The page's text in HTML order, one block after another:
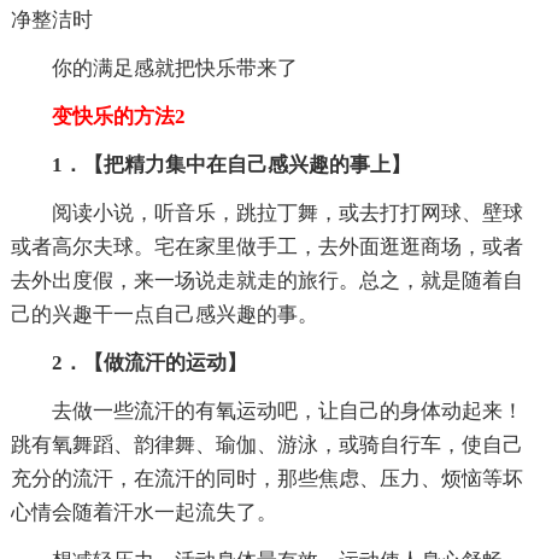
净整洁时
你的满足感就把快乐带来了
变快乐的方法2
1．【把精力集中在自己感兴趣的事上】
阅读小说，听音乐，跳拉丁舞，或去打打网球、壁球
或者高尔夫球。宅在家里做手工，去外面逛逛商场，或者
去外出度假，来一场说走就走的旅行。总之，就是随着自
己的兴趣干一点自己感兴趣的事。
2．【做流汗的运动】
去做一些流汗的有氧运动吧，让自己的身体动起来！
跳有氧舞蹈、韵律舞、瑜伽、游泳，或骑自行车，使自己
充分的流汗，在流汗的同时，那些焦虑、压力、烦恼等坏
心情会随着汗水一起流失了。